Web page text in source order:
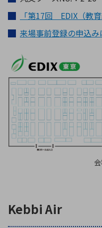
「第17回 EDIX（教
来場事前登録の申込み
Kebbi Air